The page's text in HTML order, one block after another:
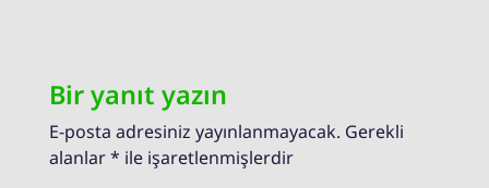
Bir yanıt yazın
E-posta adresiniz yayınlanmayacak. Gerekli
alanlar* ile işaretlenmişlerdir